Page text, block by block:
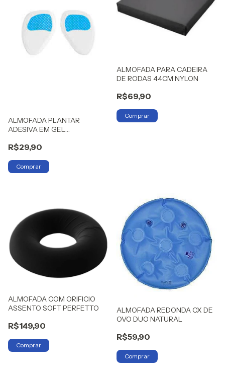
ALMOFADA PLANTAR
ADESIVA EM GEL
R$29,90
ALMOFADA PARA CADEIRA
DE RODAS 44CM NYLON
R$69,90
ALMOFADA COM ORIFICIO
ASSENTO SOFT PERFETTO
R$149,90
ALMOFADA REDONDA CX DE
OVO DUO NATURAL
R$59,90